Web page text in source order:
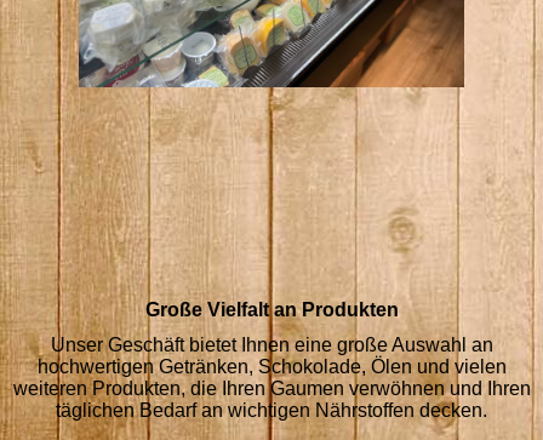
Große Vielfalt an Produkten
Unser Geschäft bietet Ihnen eine große Auswahl an
hochwertigen Getränken, Schokolade, Ölen und vielen
weiteren Produkten, die Ihren Gaumen verwöhnen und Ihren
täglichen Bedarf an wichtigen Nährstoffen decken.